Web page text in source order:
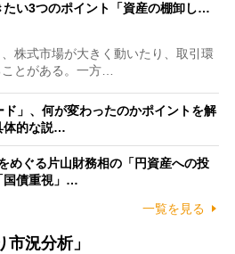
たい3つのポイント「資産の棚卸し…
株式市場が大きく動いたり、取引環
とがある。一方…
」、何が変わったのかポイントを解
体的な説…
めぐる片山財務相の「円資産への投
債重視」…
一覧を見る
況分析」